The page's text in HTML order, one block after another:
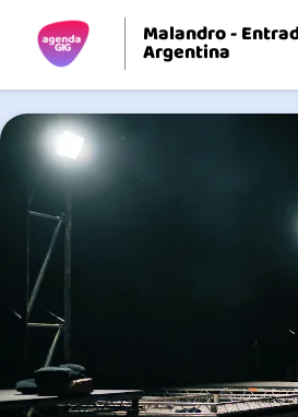
Malandro -
Argentina